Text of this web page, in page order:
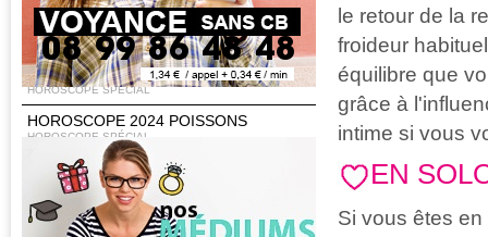
HOROSCOPE SAINT VALENTIN 2024
POISSONS
HOROSCOPE SPÉCIAL
HOROSCOPE CHINOIS 2024
HOROSCOPE SPÉCIAL
HOROSCOPE 2024 POISSONS
HOROSCOPE SPÉCIAL
HOROSCOPE DE LA RENTRÉE 2023
POISSONS
HOROSCOPE SPÉCIAL
HOROSCOPE DE L'ÉTÉ 2023
08 99 86 48 48
le retour de la
froideur
équilibre que
grâce à
intime si vous
EN
Si vous êtes